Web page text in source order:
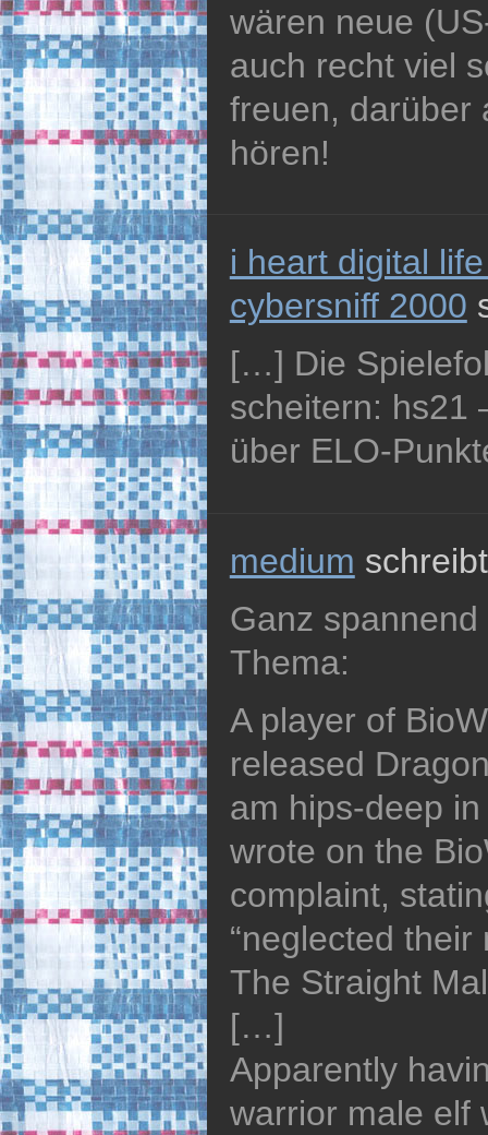
wären neue
auch recht viel
freuen, darüber
hören!
i heart digital
cybersniff 2000
[…] Die
scheitern: hs21
über ELO-
medium
Ganz
Thema:
A player of
released
am hips-deep
wrote on the
complaint,
“neglected
The Straight
[…]
Apparently
warrior male elf